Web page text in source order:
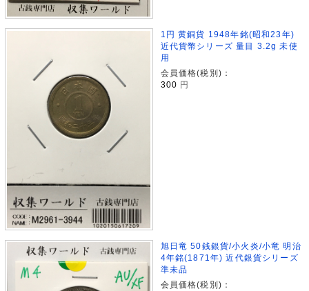
1円 黄銅貨 1948年銘(昭和23年)
近代貨幣シリーズ 量目 3.2g 未使
用
会員価格(税別)：
300 円
旭日竜 50銭銀貨/小火炎/小竜 明治
4年銘(1871年) 近代銀貨シリーズ
準未品
会員価格(税別)：